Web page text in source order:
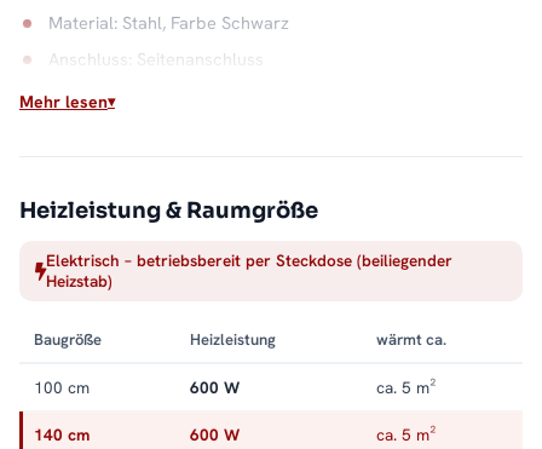
Material: Stahl, Farbe Schwarz
Anschluss: Seitenanschluss
Wasserkapazität: 3,1 Liter
Der Elektrobetrieb koppelt das Bad von der Heizsaison ab:
Handtücher trocknen auch, wenn die Anlage längst ruht. Der
Stahlkorpus in Schwarz verteilt die Wärme gleichmäßig über
KategorieHandtuchheizkörper elektrisch
Mehr lesen
Heizleistung & Raumgröße
Elektrisch – betriebsbereit per Steckdose (beiliegender
Heizstab)
Baugröße Heizleistung wärmt ca.
100 cm 600 W ca. 5 m²
140 cm 600 W ca. 5 m²